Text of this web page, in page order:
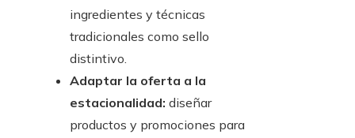
ingredientes y técnicas
tradicionales como sello
distintivo.
Adaptar la oferta a la
estacionalidad: diseñar
productos y promociones para